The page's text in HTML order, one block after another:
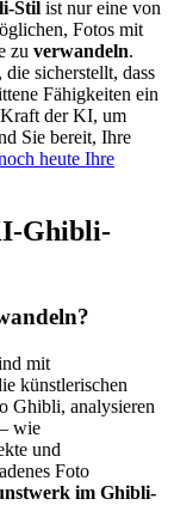
Stil ist nur eine von
Fotos mit
zu verwandeln.
sicherstellt, dass
Fähigkeiten ein
der KI, um
Sie bereit, Ihre
heute Ihre
Ghibli-
mit
künstlerischen
Ghibli, analysieren
wie
und
Foto
im Ghibli-